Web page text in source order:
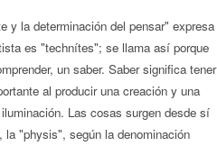
y la determinación del pensar" expresa
es "technítes"; se llama así porque
un saber. Saber significa tener
al producir una creación y una
Las cosas surgen desde sí
"physis", según la denominación